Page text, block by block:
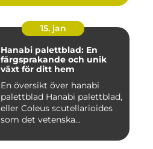
15. jan
Hanabi palettblad: En
färgsprakande och unik
växt för ditt hem
En översikt över hanabi
palettblad Hanabi palettblad,
eller Coleus scutellarioides
som det vetenska...